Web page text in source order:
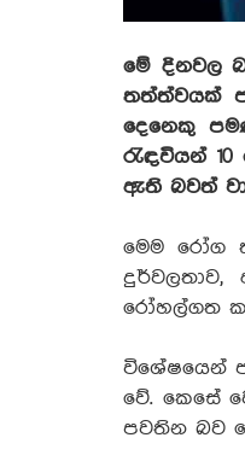
මේ දිනවල
තත්ත්වයක්
දෙනෙකු
රැඳවියන්
ඇති බවත්
මෙම රෝග
රෝහල්ගත
විශේෂයෙන්
වේ. කෙසේ
පවතින බව